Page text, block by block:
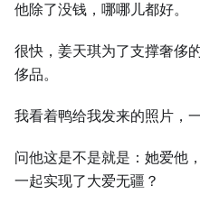
他除了没钱，哪哪儿都好。
很快，姜天琪为了支撑奢侈
侈品。
我看着鸭给我发来的照片，
问他这是不是就是：她爱他
一起实现了大爱无疆？